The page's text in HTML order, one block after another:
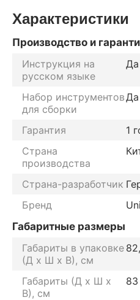
Характеристики
Производство и
Инструкция на
русском языке
Да
Набор инструментов
для сборки
Да
Гарантия
1
Страна
производства
Страна-разработчик
Бренд
Габаритные размеры
Габариты в упаковке
(Д х Ш х В), см
Габариты (Д х Ш х
В), см